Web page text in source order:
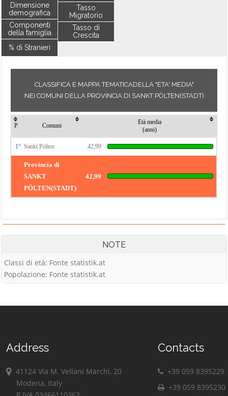
Dimensione
demografica
Componenti
della famiglia
% di Stranieri
Tasso
Migratorio
Tasso di
Crescita
CLASSIFICA E MAPPA TEMATICADELLA "ETA' MEDIA"
NEI COMUNI DELLA PROVINCIA DI SANKT PÖLTEN(STADT)
P Comuni
Età media
(anni)
1° Sankt Pölten 42,99
Provincia di
SANKT
PÖLTEN(STADT)
42,99
NOTE
Classi di età: Fonte statistik.at
Popolazione: Fonte statistik.at
Address
41124 Via M. Vellani Marchi, 20
Modena, Italy
Contacts
+39 059 8395229
+39 059 8395230